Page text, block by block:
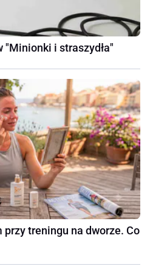
"Minionki i straszydła"
przy treningu na dworze. Co